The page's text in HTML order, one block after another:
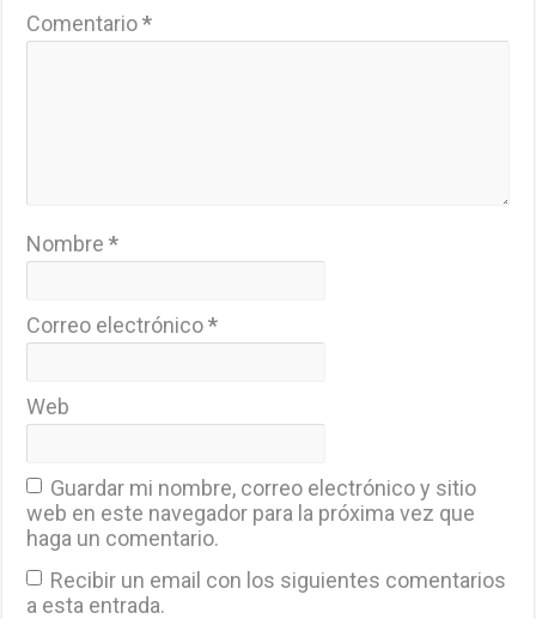
Comentario*
Nombre*
Correo electrónico*
Web
Guardar mi nombre, correo electrónico y sitio
web en este navegador para la próxima vez que
haga un comentario.
Recibir un email con los siguientes comentarios
a esta entrada.